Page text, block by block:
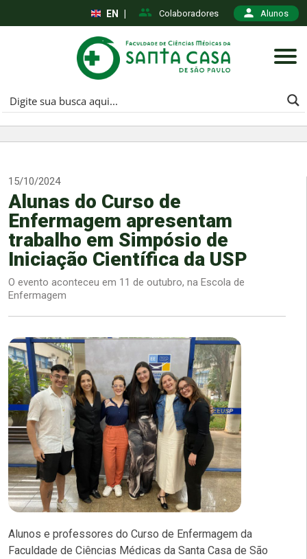
Colaboradores Alunos
EN
15/10/2024
Alunas do Curso de
Enfermagem apresentam
trabalho em Simpósio de
Iniciação Científica da USP
O evento aconteceu em 11 de outubro, na Escola de
Enfermagem
Alunos e professores do Curso de Enfermagem da
Faculdade de Ciências Médicas da Santa Casa de São